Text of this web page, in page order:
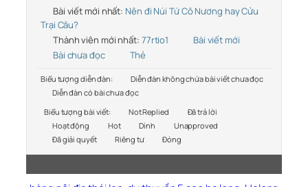
Bài viết mới nhất: Nên đi Núi Tứ Cô Nương hay Cửu
Trại Câu?
Thành viên mới nhất: 77rtio1
Bài viết mới
Bài chưa đọc
Thẻ
Biểu tượng diễn đàn:
Diễn đàn không chứa bài viết chưa đọc
Diễn đàn có bài chưa đọc
Biểu tượng bài viết:
Not Replied
Đã trả lời
Hoạt động
Hot Dính
Unapproved
Đã giải quyết
Riêng tư Đóng